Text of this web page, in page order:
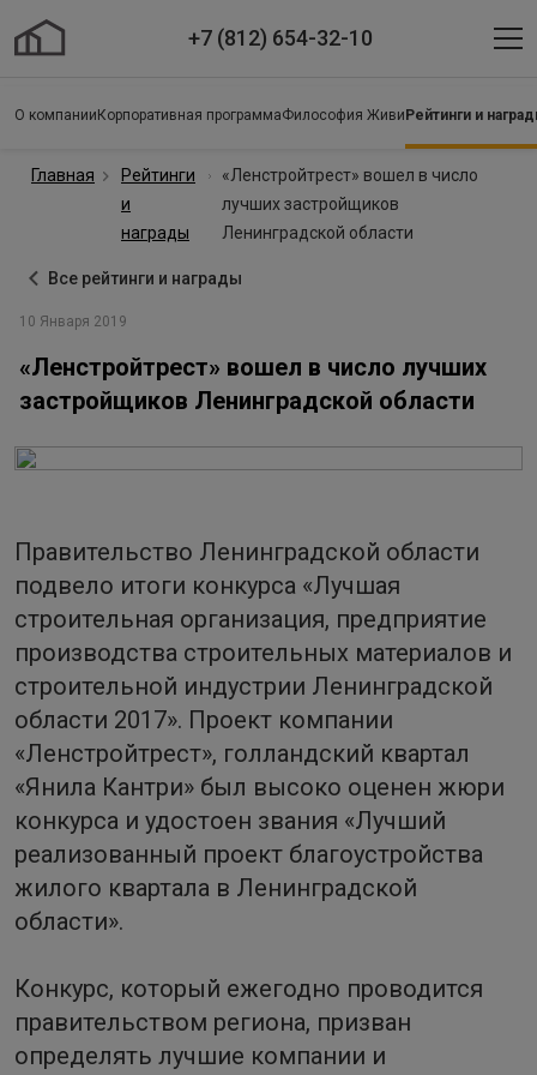
+7 (812) 654-32-10
О компании Корпоративная программаФилософия Живи Рейтинги и
Главная
Рейтинги
и
награды
«Ленстройтрест» вошел в число
лучших застройщиков
Ленинградской области
Все рейтинги и награды
10 Января 2019
«Ленстройтрест» вошел в число лучших
застройщиков Ленинградской области
Правительство Ленинградской области
подвело итоги конкурса «Лучшая
строительная организация, предприятие
производства строительных материалов и
строительной индустрии Ленинградской
области 2017». Проект компании
«Ленстройтрест», голландский квартал
«Янила Кантри» был высоко оценен жюри
конкурса и удостоен звания «Лучший
реализованный проект благоустройства
жилого квартала в Ленинградской
области».
Конкурс, который ежегодно проводится
правительством региона, призван
определять лучшие компании и